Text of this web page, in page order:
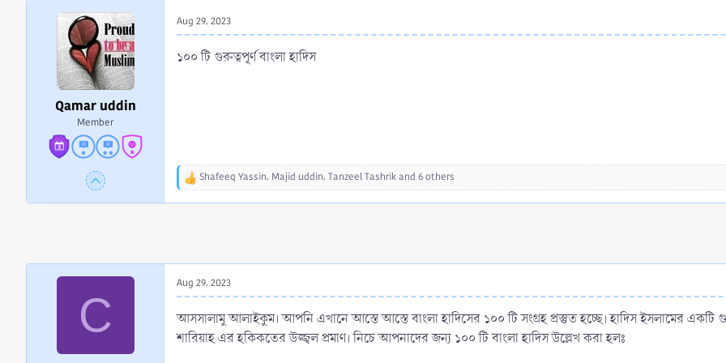
r
r
Qamar uddin
Member
Aug 29, 2023
১০০ টি গুরুত্বপূর্ণ বাংলা হাদিস
R
n
s
:
Shafeeq Yassin, Majid uddin, Tanzeel Tashrikand 6 others
C
Aug 29, 2023
আসসালামু আলাইকুম। আপনি এখানে আস্তে আস্তে বাংলা হাদিসের ১০০ টি সংগ্রহ প্রস্তুত হচ্ছে। হাদিস ইসলামের একটি
শারিয়াহ এর হকিকতের উজ্জ্বল প্রমাণ। নিচে আপনাদের জন্য ১০০ টি বাংলা হাদিস উল্লেখ করা হলঃ